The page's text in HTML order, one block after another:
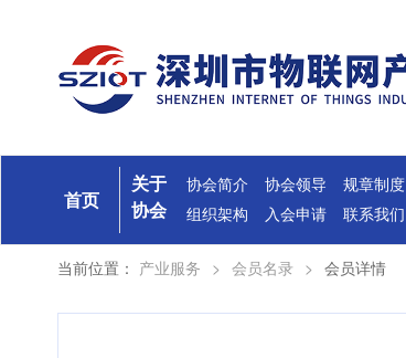
首页
关于
协会
协会简介 协会领导
规章制度
组织架构
入会申请 联系我们
当前位置： 产业服务 > 会员名录 > 会员详情